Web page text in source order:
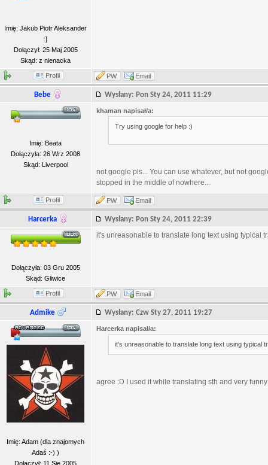
Imię: Jakub Piotr Aleksander
:]
Dołączył: 25 Maj 2005
Skąd: z nienacka
Profil PW Email
Bebe Wysłany: Pon Sty 24, 2011 11:29
Imię: Beata
Dołączyła: 26 Wrz 2008
Skąd: Liverpool
khaman napisał/a:
Try using google for help :)
not google pls... You can use whatever, but not
stopped in the middle of nowhere...
Profil PW Email
Harcerka Wysłany: Pon Sty 24, 2011 22:39
Dołączyła: 03 Gru 2005
Skąd: Gliwice
it's unreasonable to translate long text using typical
Profil PW Email
Admike Wysłany: Czw Sty 27, 2011 19:27
Imię: Adam (dla znajomych
Adaś :-) )
Dołączył: 11 Sie 2005
Harcerka napisał/a:
it's unreasonable to translate long text using typical
agree :D I used it while translating sth and very